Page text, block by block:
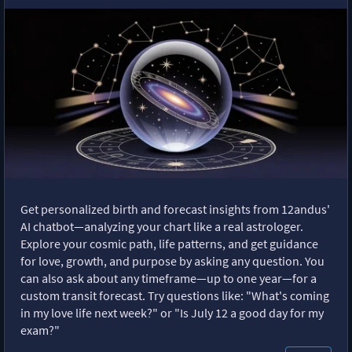
Get personalized birth and forecast insights from 12andus'
AI chatbot—analyzing your chart like a real astrologer.
Explore your cosmic path, life patterns, and get guidance
for love, growth, and purpose by asking any question. You
can also ask about any timeframe—up to one year—for a
custom transit forecast. Try questions like: "What's coming
in my love life next week?" or "Is July 12 a good day for my
exam?"